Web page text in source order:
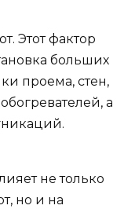
Этот фактор
больших
проема, стен,
а
не только
но и на